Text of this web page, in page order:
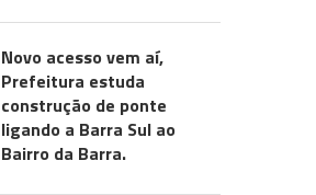
Novo acesso vem aí,
Prefeitura estuda
construção de ponte
ligando a Barra Sul ao
Bairro da Barra.